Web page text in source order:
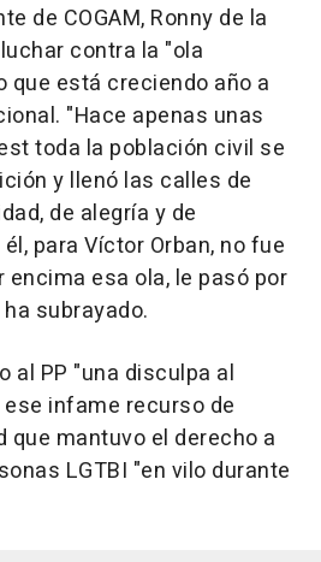
de COGAM, Ronny de la
contra la "ola
que está creciendo año a
"Hace apenas unas
toda la población civil se
y llenó las calles de
de alegría y de
para Víctor Orban, no fue
encima esa ola, le pasó por
subrayado.
al PP "una disculpa al
infame recurso de
mantuvo el derecho a
LGTBI "en vilo durante